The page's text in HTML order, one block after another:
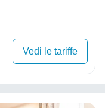
Vedi le tariffe